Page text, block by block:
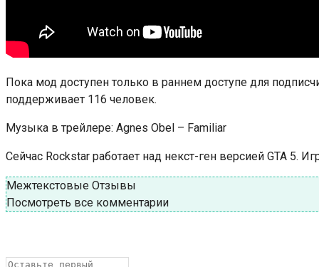
Пока мод доступен только в раннем доступе для
поддерживает 116 человек.
Музыка в трейлере: Agnes Obel – Familiar
Сейчас Rockstar работает над некст-ген версией GTA 5.
Межтекстовые Отзывы
Посмотреть все комментарии